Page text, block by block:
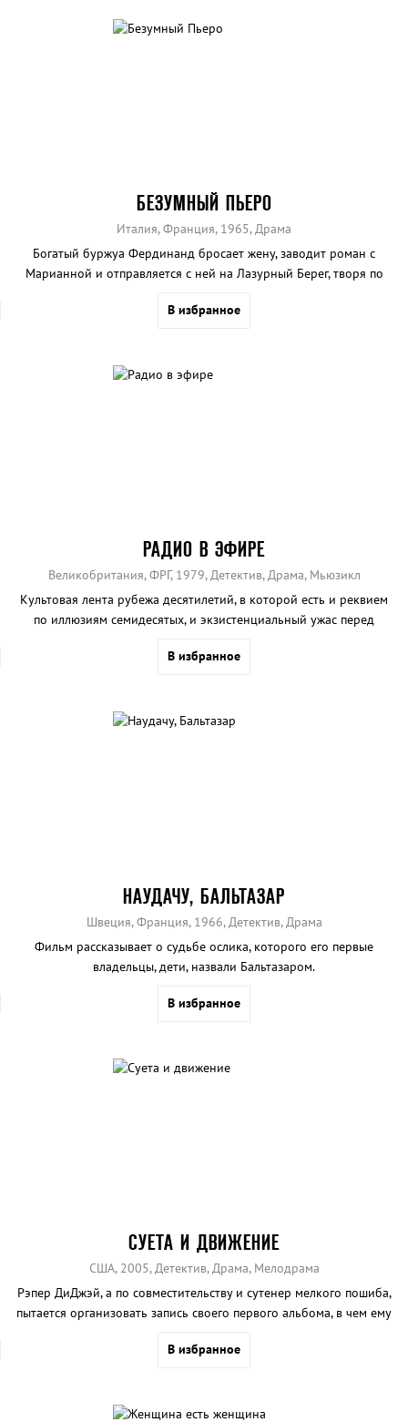
БЕЗУМНЫЙ ПЬЕРО
Италия, Франция, 1965, Драма
Богатый буржуа Фердинанд бросает жену, заводит роман с
Марианной и отправляется с ней на Лазурный Берег, творя по
В избранное
РАДИО В ЭФИРЕ
Великобритания, ФРГ, 1979, Детектив, Драма, Мьюзикл
Культовая лента рубежа десятилетий, в которой есть и реквием
по иллюзиям семидесятых, и экзистенциальный ужас перед
В избранное
НАУДАЧУ, БАЛЬТАЗАР
Швеция, Франция, 1966, Детектив, Драма
Фильм рассказывает о судьбе ослика, которого его первые
владельцы, дети, назвали Бальтазаром.
В избранное
СУЕТА И ДВИЖЕНИЕ
США, 2005, Детектив, Драма, Мелодрама
Рэпер ДиДжэй, а по совместительству и сутенер мелкого пошиба,
пытается организовать запись своего первого альбома, в чем ему
В избранное